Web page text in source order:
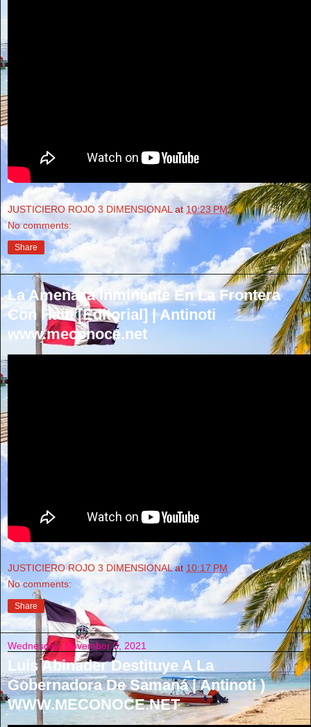
JUSTICIERO ROJO 3 DIMENSIONAL at 10:23 PM
No comments:
Share
La Amenaza Inminente En La Frontera
Con Haití [Editorial] | Antinoti
www.meconoce.net
JUSTICIERO ROJO 3 DIMENSIONAL at 10:17 PM
No comments:
Share
Wednesday, November 3, 2021
Luis Abinader Destituye A La
Gobernadora De Samaná | Antinoti )
WWW.MECONOCE.NET